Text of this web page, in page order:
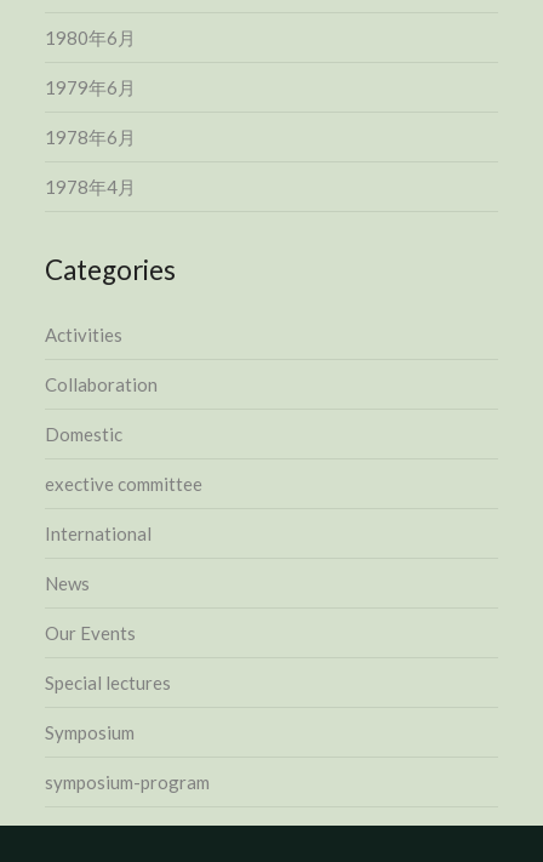
1980年6月
1979年6月
1978年6月
1978年4月
Categories
Activities
Collaboration
Domestic
exective committee
International
News
Our Events
Special lectures
Symposium
symposium-program